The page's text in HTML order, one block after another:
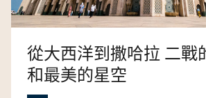
從大西洋到撒哈拉 二戰
和最美的星空